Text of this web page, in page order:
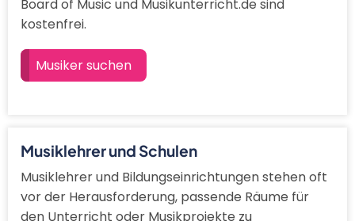
Board of Music und Musikunterricht.de sind
kostenfrei.
Musiker suchen
Musiklehrer und Schulen
Musiklehrer und Bildungseinrichtungen stehen oft
vor der Herausforderung, passende Räume für
den Unterricht oder Musikprojekte zu